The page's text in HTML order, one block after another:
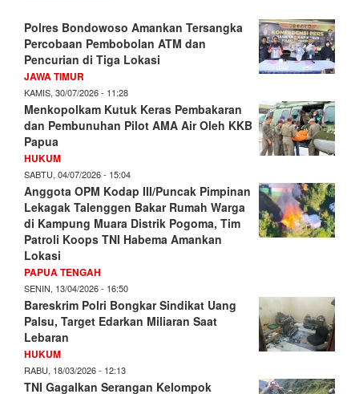
Polres Bondowoso Amankan Tersangka
Percobaan Pembobolan ATM dan
Pencurian di Tiga Lokasi
JAWA TIMUR
KAMIS, 30/07/2026 - 11:28
Menkopolkam Kutuk Keras Pembakaran
dan Pembunuhan Pilot AMA Air Oleh KKB
Papua
HUKUM
SABTU, 04/07/2026 - 15:04
Anggota OPM Kodap III/Puncak Pimpinan
Lekagak Talenggen Bakar Rumah Warga
di Kampung Muara Distrik Pogoma, Tim
Patroli Koops TNI Habema Amankan
Lokasi
PAPUA TENGAH
SENIN, 13/04/2026 - 16:50
Bareskrim Polri Bongkar Sindikat Uang
Palsu, Target Edarkan Miliaran Saat
Lebaran
HUKUM
RABU, 18/03/2026 - 12:13
TNI Gagalkan Serangan Kelompok